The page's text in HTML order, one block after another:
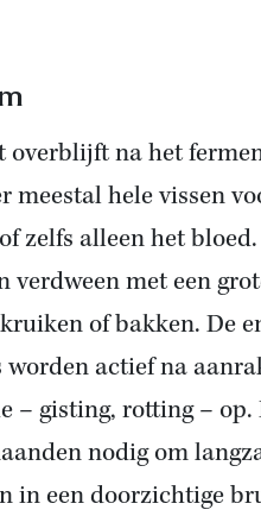
overblijft na het
meestal hele vissen
zelfs alleen het
verdween met een
of bakken. De
worden actief na
– gisting, rotting – op.
nodig om
in een doorzichtige